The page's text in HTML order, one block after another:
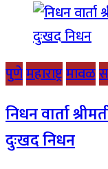
पुणेमहाराष्ट्रमावळ
निधन वार्ता
दुःखद निधन